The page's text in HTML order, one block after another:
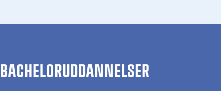
BACHELORUDDANNELSER